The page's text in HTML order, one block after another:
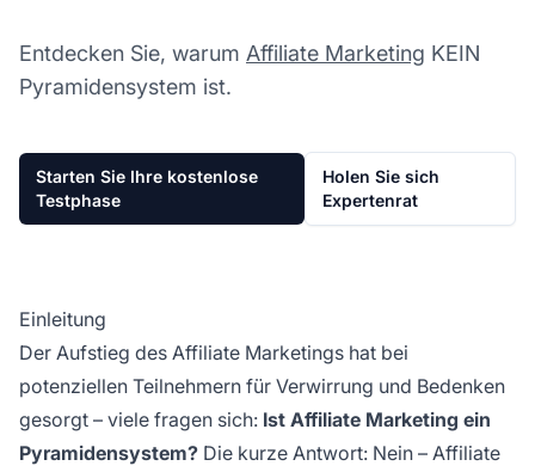
Entdecken Sie, warum Affiliate Marketing KEIN
Pyramidensystem ist.
Starten Sie Ihre kostenlose
Testphase
Holen Sie sich
Expertenrat
Einleitung
Der Aufstieg des Affiliate Marketings hat bei
potenziellen Teilnehmern für Verwirrung und Bedenken
gesorgt – viele fragen sich: Ist Affiliate Marketing ein
Pyramidensystem? Die kurze Antwort: Nein – Affiliate